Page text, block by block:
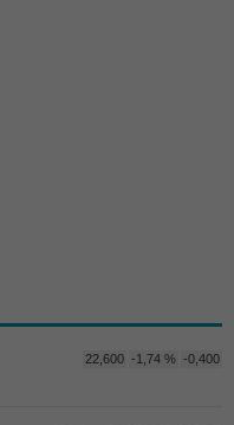
22,600 -1,74 % -0,400